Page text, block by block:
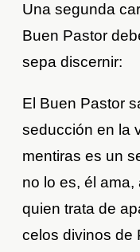
Una segunda
Buen Pastor
sepa discernir:
El Buen Pastor
seducción en la
mentiras es un
no lo es, él ama,
quien trata de
celos divinos de